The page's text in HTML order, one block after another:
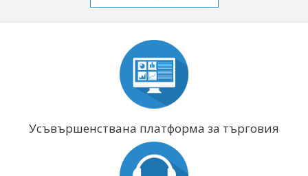
Усъвършенствана платформа за търговия